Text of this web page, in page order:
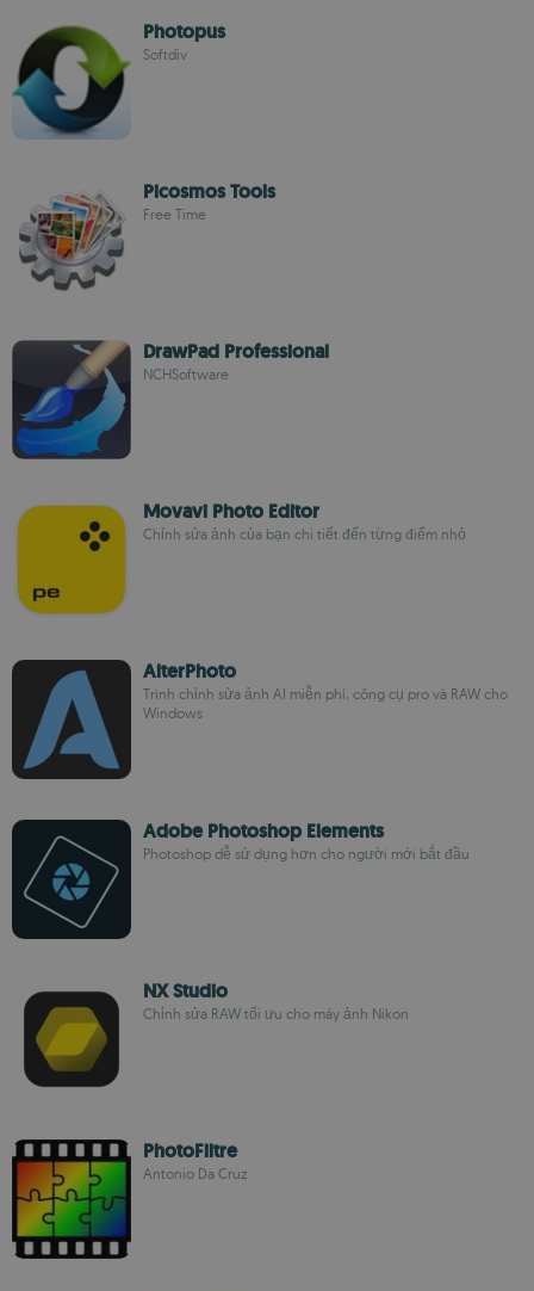
Photopus
Softdiv
Picosmos Tools
Free Time
DrawPad Professional
NCHSoftware
Movavi Photo Editor
Chỉnh sửa ảnh của bạn chi tiết đến từng điểm nhỏ
AlterPhoto
Trình chỉnh sửa ảnh AI miễn phí, công cụ pro và RAW cho
Windows
Adobe Photoshop Elements
Photoshop dễ sử dụng hơn cho người mới bắt đầu
NX Studio
Chỉnh sửa RAW tối ưu cho máy ảnh Nikon
PhotoFiltre
Antonio Da Cruz